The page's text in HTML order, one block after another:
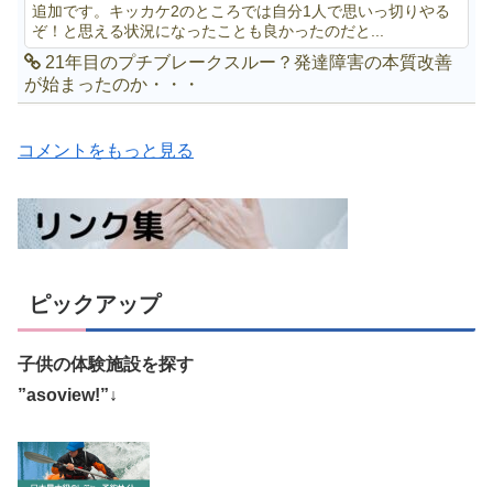
追加です。キッカケ2のところでは自分1人で思いっ切りやる
ぞ！と思える状況になったことも良かったのだと...
21年目のプチブレークスルー？発達障害の本質改善
が始まったのか・・・
コメントをもっと見る
ピックアップ
子供の体験施設を探す
”asoview!”↓